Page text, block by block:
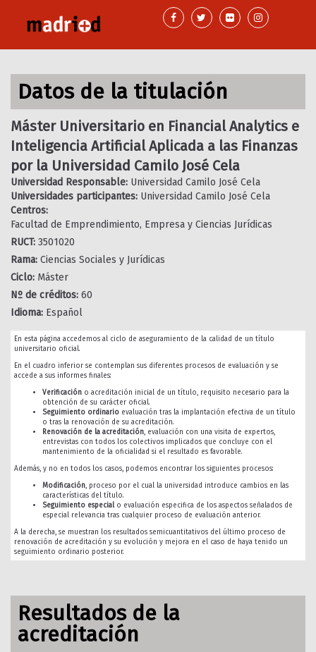
contenido
principal
Datos de la titulación
Máster Universitario en Financial Analytics e
Inteligencia Artificial Aplicada a las Finanzas
por la Universidad Camilo José Cela
Universidad Responsable: Universidad Camilo José Cela
Universidades participantes: Universidad Camilo José Cela
Centros:
Facultad de Emprendimiento, Empresa y Ciencias Jurídicas
RUCT: 3501020
Rama: Ciencias Sociales y Jurídicas
Ciclo: Máster
Nº de créditos: 60
Idioma: Español
En esta página accedemos al ciclo de aseguramiento de la calidad de un título
universitario oficial.
En el cuadro inferior se contemplan sus diferentes procesos de evaluación y se
accede a sus informes finales:
Verificación o acreditación inicial de un título, requisito necesario para la
obtención de su carácter oficial.
Seguimiento ordinario evaluación tras la implantación efectiva de un título
o tras la renovación de su acreditación.
Renovación de la acreditación, evaluación con una visita de expertos,
entrevistas con todos los colectivos implicados que concluye con el
mantenimiento de la oficialidad si el resultado es favorable.
Además, y no en todos los casos, podemos encontrar los siguientes procesos:
Modificación, proceso por el cual la universidad introduce cambios en las
características del título.
Seguimiento especialo evaluación especifica de los aspectos señalados de
especial relevancia tras cualquier proceso de evaluación anterior.
A la derecha, se muestran los resultados semicuantitativos del último proceso de
renovación de acreditación y su evolución y mejora en el caso de haya tenido un
seguimiento ordinario posterior.
Resultados de la
acreditación